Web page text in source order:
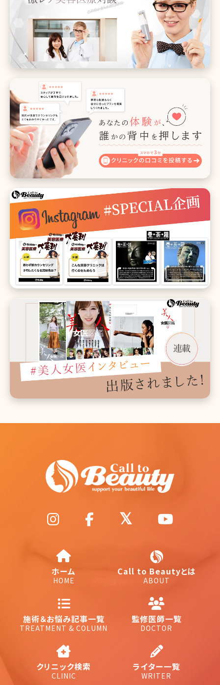
ホーム
HOME
Call to Beautyとは
ABOUT
施術＆お悩み記事一覧
TREATMENT & COLUMN
監修医師一覧
DOCTOR
クリニック検索
CLINIC
ライター一覧
WRITER